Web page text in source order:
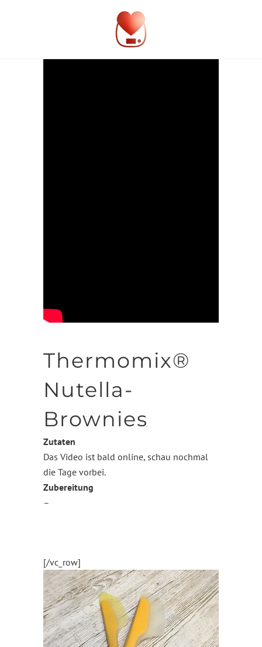
Thermomix®
Nutella-
Brownies
Zutaten
Das Video ist bald online, schau nochmal
die Tage vorbei.
Zubereitung
–
[/vc_row]